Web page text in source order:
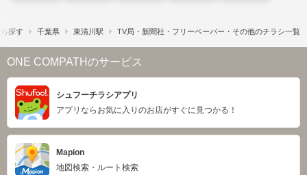
探す 千葉県 東清川駅 TV局・新聞社・フリーペーパー・その他のチラシ一覧
ONE COMPATHのサービス
シュフーチラシアプリ
アプリならお気に入りのお店がすぐに見つかる！
Mapion
地図検索・ルート検索